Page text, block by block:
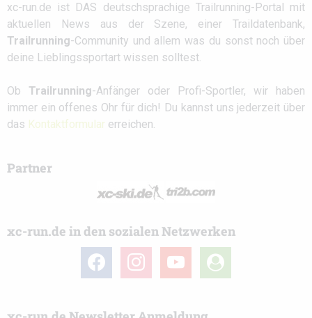
xc-run.de ist DAS deutschsprachige Trailrunning-Portal mit
aktuellen News aus der Szene, einer Traildatenbank,
Trailrunning-Community und allem was du sonst noch über
deine Lieblingssportart wissen solltest.
Ob Trailrunning-Anfänger oder Profi-Sportler, wir haben
immer ein offenes Ohr für dich! Du kannst uns jederzeit über
das Kontaktformular erreichen.
Partner
xc-run.de in den sozialen Netzwerken
facebook instagramyoutube
user-
circle